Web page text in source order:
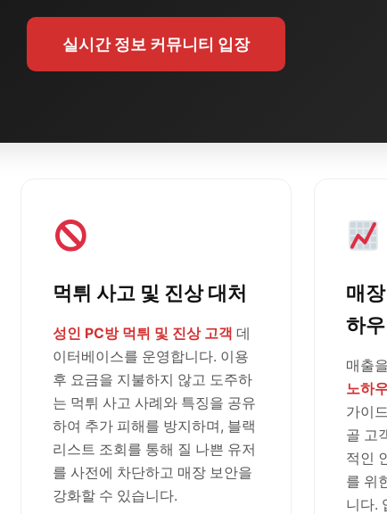
실시간 정보 커뮤니티 입장
먹튀 사고 및 진상 대처
성인 PC방 먹튀 및 진상 고객 데
이터베이스를 운영합니다. 이용
후 요금을 지불하지 않고 도주하
는 먹튀 사고 사례와 특징을 공유
하여 추가 피해를 방지하며, 블랙
리스트 조회를 통해 질 나쁜 유저
를 사전에 차단하고 매장 보안을
강화할 수 있습니다.
매
하우
매출
노하
가이
골 고
적인
를 위
니다.